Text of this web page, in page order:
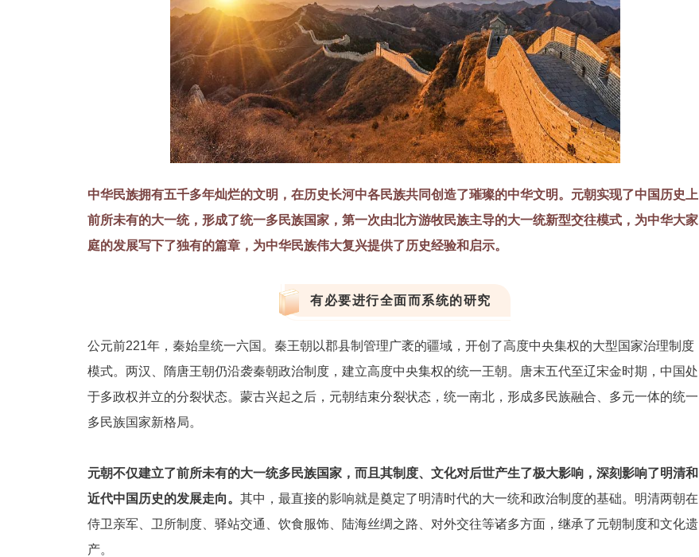
中华民族拥有五千多年灿烂的文明，在历史长河中各民族共同创造了璀璨的中华文明。元朝实现了中国历史上
前所未有的大一统，形成了统一多民族国家，第一次由北方游牧民族主导的大一统新型交往模式，为中华大家
庭的发展写下了独有的篇章，为中华民族伟大复兴提供了历史经验和启示。
有必要进行全面而系统的研究
公元前221年，秦始皇统一六国。秦王朝以郡县制管理广袤的疆域，开创了高度中央集权的大型国家治理制度
模式。两汉、隋唐王朝仍沿袭秦朝政治制度，建立高度中央集权的统一王朝。唐末五代至辽宋金时期，中国处
于多政权并立的分裂状态。蒙古兴起之后，元朝结束分裂状态，统一南北，形成多民族融合、多元一体的统一
多民族国家新格局。
元朝不仅建立了前所未有的大一统多民族国家，而且其制度、文化对后世产生了极大影响，深刻影响了明清和
近代中国历史的发展走向。 其中，最直接的影响就是奠定了明清时代的大一统和政治制度的基础。明清两朝在
侍卫亲军、卫所制度、驿站交通、饮食服饰、陆海丝绸之路、对外交往等诸多方面，继承了元朝制度和文化遗
产。